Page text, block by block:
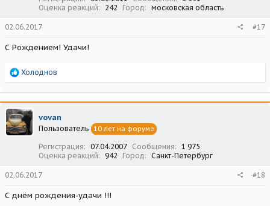
Оценка реакций
242 Город московская область
02.06.2017 #17
С Рождением! Удачи!
Р
а
к
ц
и
и
Холоднов
vovan
Пользователь 10 лет на форуме
Регистрация 07.04.2007 Сообщения
1 975
Оценка реакций
942 Город Санкт-Петербург
02.06.2017 #18
С днём рождения-удачи !!!